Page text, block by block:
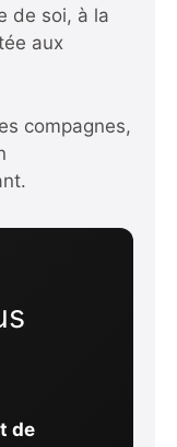
de soi, à la
aux
compagnes,
de